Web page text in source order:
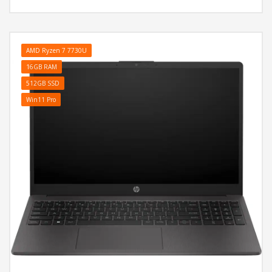
AMD Ryzen 7 7730U
16GB RAM
512GB SSD
Win11 Pro